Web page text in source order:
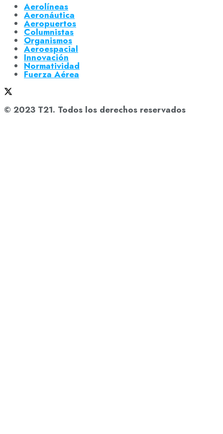
Aerolíneas
Aeronáutica
Aeropuertos
Columnistas
Organismos
Aeroespacial
Innovación
Normatividad
Fuerza Aérea
© 2023 T21. Todos los derechos reservados